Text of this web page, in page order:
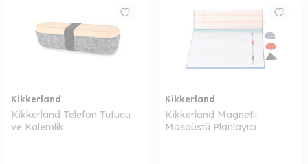
Kikkerland
Kikkerland Telefon Tutucu
ve Kalemlik
Kikkerland
Kikkerland Magnetli
Masaüstü Planlayıcı